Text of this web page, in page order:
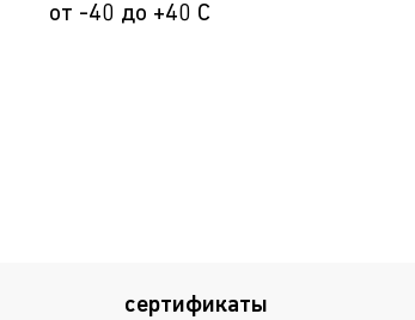
от -40 до +40 С
сертификаты